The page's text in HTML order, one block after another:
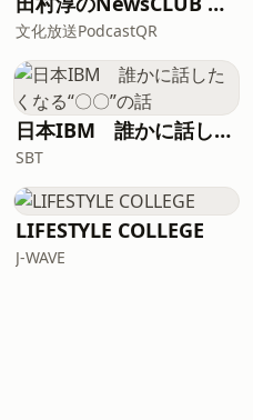
文化放送PodcastQR
日本IBM 誰かに話したくなる“〇〇”の話
SBT
LIFESTYLE COLLEGE
J-WAVE